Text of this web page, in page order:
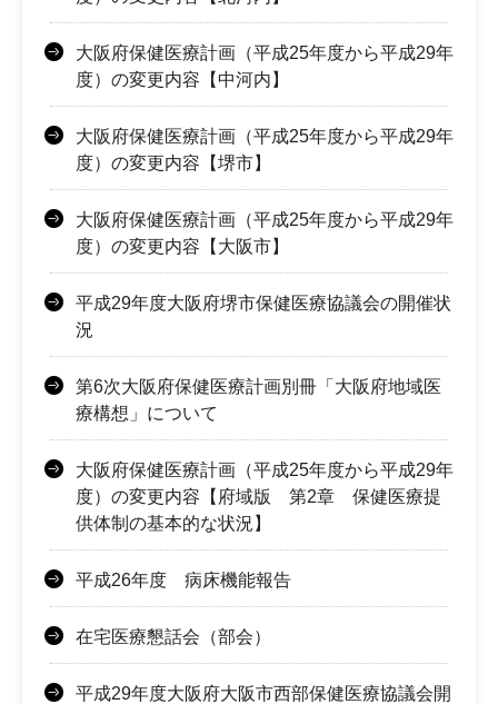
大阪府保健医療計画（平成25年度から平成29年
度）の変更内容【中河内】
大阪府保健医療計画（平成25年度から平成29年
度）の変更内容【堺市】
大阪府保健医療計画（平成25年度から平成29年
度）の変更内容【大阪市】
平成29年度大阪府堺市保健医療協議会の開催状
況
第6次大阪府保健医療計画別冊「大阪府地域医
療構想」について
大阪府保健医療計画（平成25年度から平成29年
度）の変更内容【府域版 第2章 保健医療提
供体制の基本的な状況】
平成26年度 病床機能報告
在宅医療懇話会（部会）
平成29年度大阪府大阪市西部保健医療協議会開